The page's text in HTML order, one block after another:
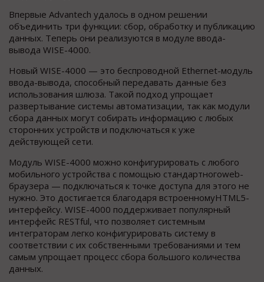
Впервые Advantech удалось в одном решении
объединить три функции: сбор, обработку и публикацию
данных. Теперь они реализуются в модуле ввода-
вывода WISE-4000.
Новый WISE-4000 — это беспроводной Ethernet-модуль
ввода-вывода, способный передавать данные без
использования шлюза. Такой подход упрощает
развертывание системы автоматизации, так как модули
сбора данных могут собирать информацию с любых
сторонних устройств и подключаться к уже
действующей сети.
Модуль WISE-4000 можно конфигурировать с любого
мобильного устройства с помощью стандартногоweb-
браузера — подключаться к точке доступа для этого не
нужно. Это достигается благодаря встроенномуHTML5-
интерфейсу. WISE-4000 поддерживает популярный
интерфейс RESTful, что позволяет системным
интеграторам легко конфигурировать систему в
соответствии с их собственными требованиями и тем
самым упрощает процесс сбора большого количества
данных.